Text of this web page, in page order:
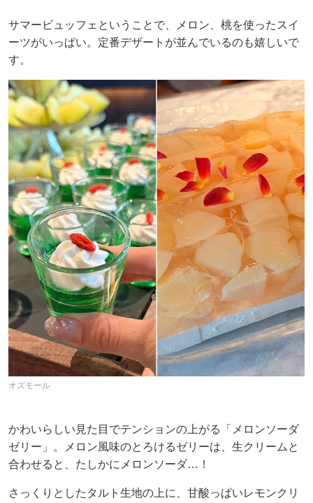
サマービュッフェということで、メロン、桃を使ったスイ
ーツがいっぱい。定番デザートが並んでいるのも嬉しいで
す。
オズモール
かわいらしい見た目でテンションの上がる「メロンソーダ
ゼリー」。メロン風味のとろけるゼリーは、生クリームと
合わせると、たしかにメロンソーダ…！
さっくりとしたタルト生地の上に、甘酸っぱいレモンクリ